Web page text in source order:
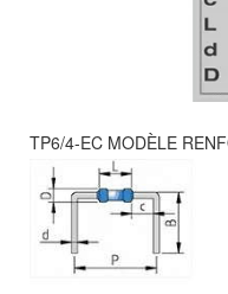
TP6/4-EC MODÈLE